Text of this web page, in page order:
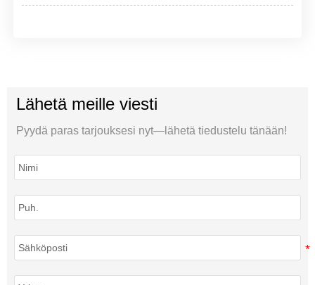
Lähetä meille viesti
Pyydä paras tarjouksesi nyt—lähetä tiedustelu tänään!